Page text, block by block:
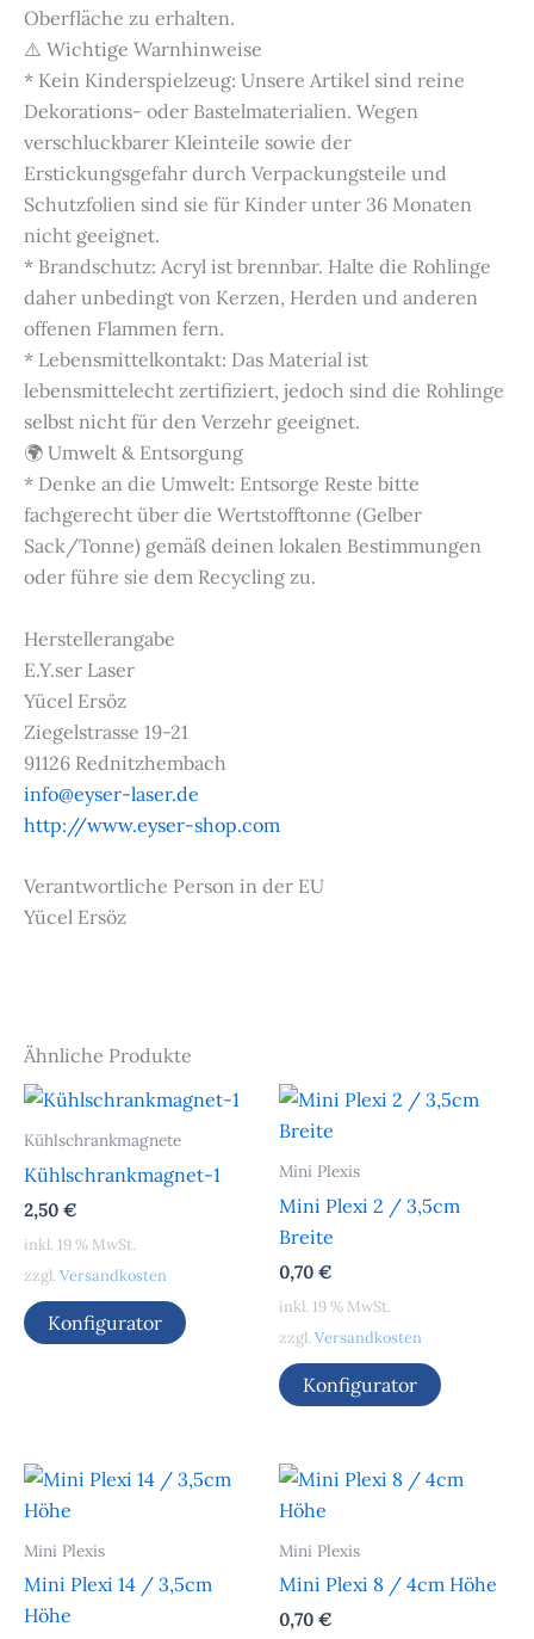
Oberfläche zu erhalten.
⚠️ Wichtige Warnhinweise
* Kein Kinderspielzeug: Unsere Artikel sind reine
Dekorations- oder Bastelmaterialien. Wegen
verschluckbarer Kleinteile sowie der
Erstickungsgefahr durch Verpackungsteile und
Schutzfolien sind sie für Kinder unter 36 Monaten
nicht geeignet.
* Brandschutz: Acryl ist brennbar. Halte die Rohlinge
daher unbedingt von Kerzen, Herden und anderen
offenen Flammen fern.
* Lebensmittelkontakt: Das Material ist
lebensmittelecht zertifiziert, jedoch sind die Rohlinge
selbst nicht für den Verzehr geeignet.
🌍 Umwelt & Entsorgung
* Denke an die Umwelt: Entsorge Reste bitte
fachgerecht über die Wertstofftonne (Gelber
Sack/Tonne) gemäß deinen lokalen Bestimmungen
oder führe sie dem Recycling zu.
Herstellerangabe
E.Y.ser Laser
Yücel Ersöz
Ziegelstrasse 19-21
91126 Rednitzhembach
info@eyser-laser.de
http://www.eyser-shop.com
Verantwortliche Person in der EU
Yücel Ersöz
Ähnliche Produkte
Kühlschrankmagnete
Kühlschrankmagnet-1
2,50 €
inkl. 19 % MwSt.
zzgl. Versandkosten
Konfigurator
Mini Plexis
Mini Plexi 2 / 3,5cm
Breite
0,70 €
inkl. 19 % MwSt.
zzgl. Versandkosten
Konfigurator
Mini Plexis
Mini Plexi 14 / 3,5cm
Höhe
Mini Plexis
Mini Plexi 8 / 4cm Höhe
0,70 €